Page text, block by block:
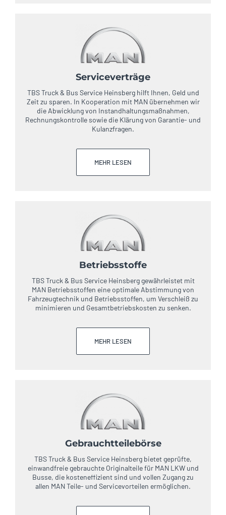
Serviceverträge
TBS Truck & Bus Service Heinsberg hilft Ihnen, Geld und
Zeit zu sparen. In Kooperation mit MAN übernehmen wir
die Abwicklung von Instandhaltungsmaßnahmen,
Rechnungskontrolle sowie die Klärung von Garantie- und
Kulanzfragen.
MEHR LESEN
Betriebsstoffe
TBS Truck & Bus Service Heinsberg gewährleistet mit
MAN Betriebsstoffen eine optimale Abstimmung von
Fahrzeugtechnik und Betriebsstoffen, um Verschleiß zu
minimieren und Gesamtbetriebskosten zu senken.
MEHR LESEN
Gebrauchtteilebörse
TBS Truck & Bus Service Heinsberg bietet geprüfte,
einwandfreie gebrauchte Originalteile für MAN LKW und
Busse, die kosteneffizient sind und vollen Zugang zu
allen MAN Teile- und Servicevorteilen ermöglichen.